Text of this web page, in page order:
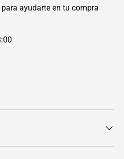
ayudarte en tu compra